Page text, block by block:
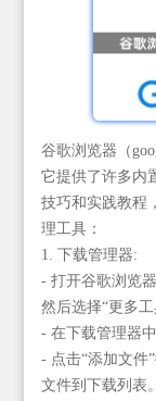
谷歌浏览器（
它提供了许多内
技巧和实践教程
理工具：
1. 下载管理器:
- 打开谷歌浏览
然后选择“更多工
- 在下载管理器
- 点击“添加文件
文件到下载列表。